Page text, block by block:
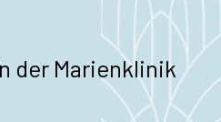
der Marienklinik